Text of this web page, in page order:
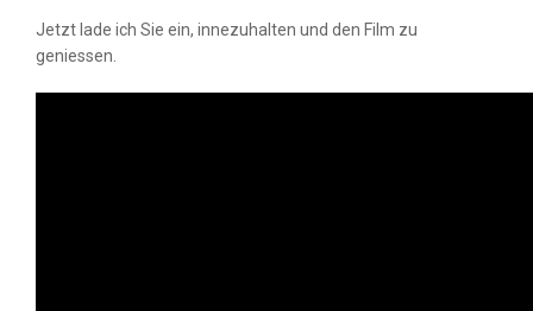
Jetzt lade ich Sie ein, innezuhalten und den Film zu
geniessen.